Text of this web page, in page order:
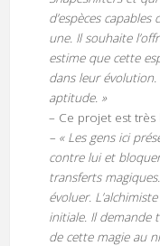
d’espèces
une. Il souhaite
estime que cette
dans leur
aptitude. »
– Ce projet est très
– « Les gens ici
contre lui et
transferts
évoluer.
initiale. Il demande
de cette magie au